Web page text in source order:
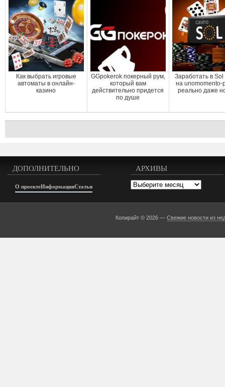
Как выбрать игровые
автоматы в онлайн-
казино
GGpokerok покерный рум,
который вам
действительно придется
по душе
Заработать в
на unomomento-
реально даже
ДОПОЛНИТЕЛЬНО
О проектеИнформацияСтатьи
АРХИВЫ
Архивы
Копирайт © 2026 —Свежие новости из